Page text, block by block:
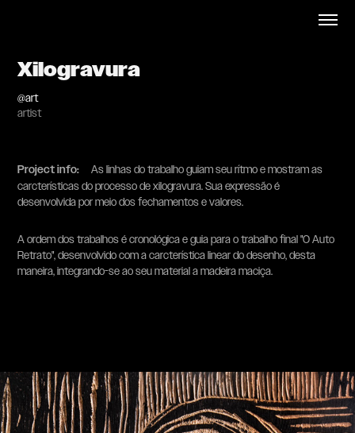
Xilogravura
@art
artist
Project info:
As linhas do trabalho guiam seu rítmo e mostram as
carcterísticas do processo de xilogravura. Sua expressão é
desenvolvida por meio dos fechamentos e valores.
A ordem dos trabalhos é cronológica e guia para o trabalho final "O Auto
Retrato", desenvolvido com a carcterística linear do desenho, desta
maneira, integrando-se ao seu material a madeira maciça.